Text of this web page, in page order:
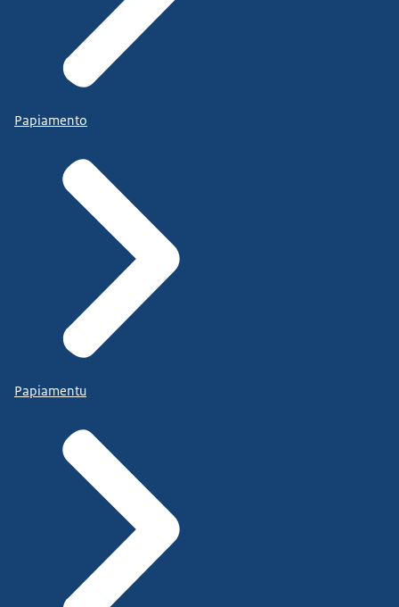
Papiamento
Papiamentu